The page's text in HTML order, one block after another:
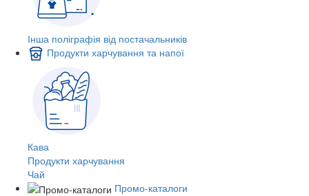
Інша поліграфія від постачальників
Продукти харчування та напої
Кава
Продукти харчування
Чай
Промо-каталоги